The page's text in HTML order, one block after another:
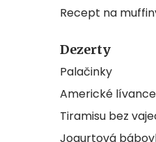
Recept na
Dezerty
Palačinky
Americké lívance
Tiramisu bez
Jogurtová